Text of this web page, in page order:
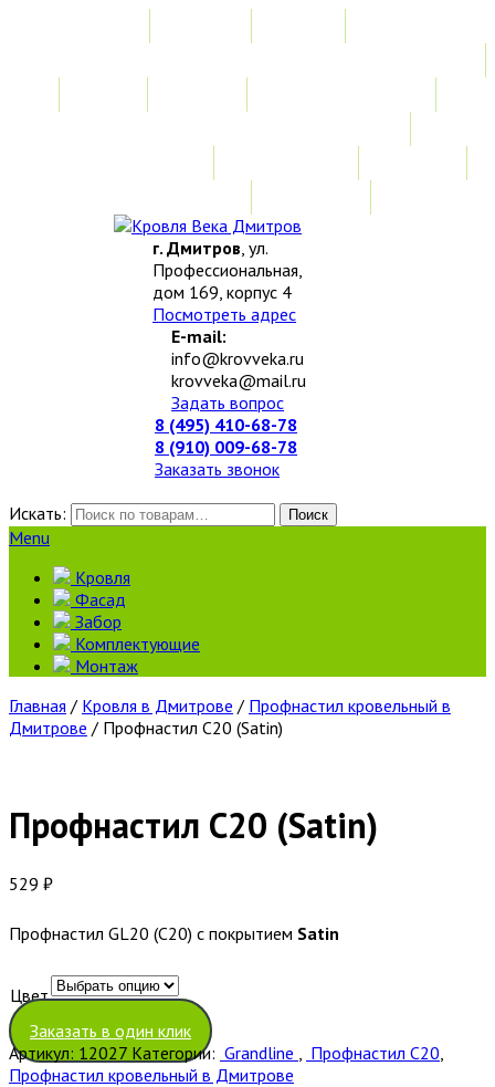
г. Дмитров, ул.
Профессиональная,
дом 169, корпус 4
Посмотреть адрес
E-mail:
info@krovveka.ru
krovveka@mail.ru
Задать вопрос
8 (495) 410-68-78
8 (910) 009-68-78
Заказать звонок
Искать:
Поиск
Menu
Кровля
Фасад
Забор
Комплектующие
Монтаж
Главная / Кровля в Дмитрове / Профнастил кровельный в
Дмитрове / Профнастил С20 (Satin)
Профнастил С20 (Satin)
529 ₽
Профнастил GL20 (С20) с покрытием Satin
Цвет
Очистить
Заказать в один клик
Артикул: 12027 Категории: Grandline Профнастил С20
Профнастил кровельный в Дмитрове